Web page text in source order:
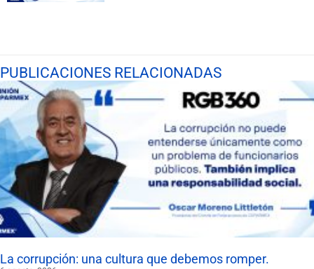
PUBLICACIONES RELACIONADAS
La corrupción: una cultura que debemos romper.